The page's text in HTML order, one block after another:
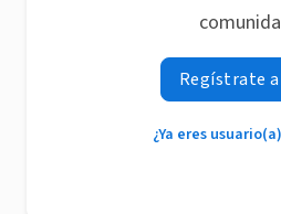
Regístrate
¿Ya eres